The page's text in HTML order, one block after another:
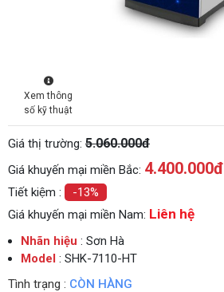
Xem thông
số kỹ thuật
Giá thị trường: 5.060.000đ
Giá khuyến mại miền Bắc: 4.400.000đ
Tiết kiệm :
-13%
Giá khuyến mại miền Nam: Liên hệ
Nhãn hiệu : Sơn Hà
Model : SHK-7110-HT
Tình trạng : CÒN HÀNG